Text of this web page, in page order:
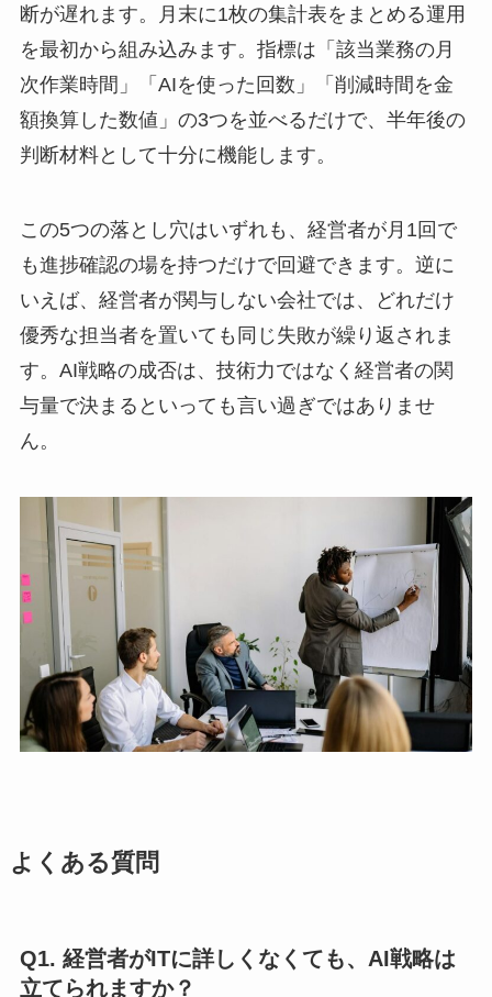
断が遅れます。月末に1枚の集計表をまとめる運用
を最初から組み込みます。指標は「該当業務の月
次作業時間」「AIを使った回数」「削減時間を金
額換算した数値」の3つを並べるだけで、半年後の
判断材料として十分に機能します。
この5つの落とし穴はいずれも、経営者が月1回で
も進捗確認の場を持つだけで回避できます。逆に
いえば、経営者が関与しない会社では、どれだけ
優秀な担当者を置いても同じ失敗が繰り返されま
す。AI戦略の成否は、技術力ではなく経営者の関
与量で決まるといっても言い過ぎではありませ
ん。
よくある質問
Q1. 経営者がITに詳しくなくても、AI戦略は
立てられますか？